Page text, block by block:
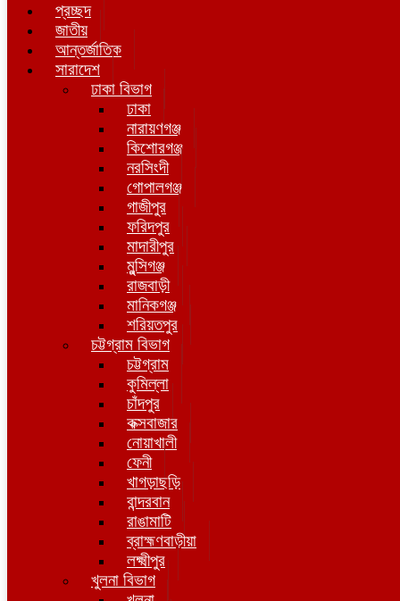
প্রচ্ছদ
জাতীয়
আন্তর্জাতিক
সারাদেশ
ঢাকা বিভাগ
ঢাকা
নারায়ণগঞ্জ
কিশোরগঞ্জ
নরসিংদী
গোপালগঞ্জ
গাজীপুর
ফরিদপুর
মাদারীপুর
মুন্সিগঞ্জ
রাজবাড়ী
মানিকগঞ্জ
শরিয়তপুর
চট্টগ্রাম বিভাগ
চট্টগ্রাম
কুমিল্লা
চাঁদপুর
কক্সবাজার
নোয়াখালী
ফেনী
খাগড়াছড়ি
বান্দরবান
রাঙামাটি
ব্রাহ্মণবাড়ীয়া
লক্ষ্মীপুর
খুলনা বিভাগ